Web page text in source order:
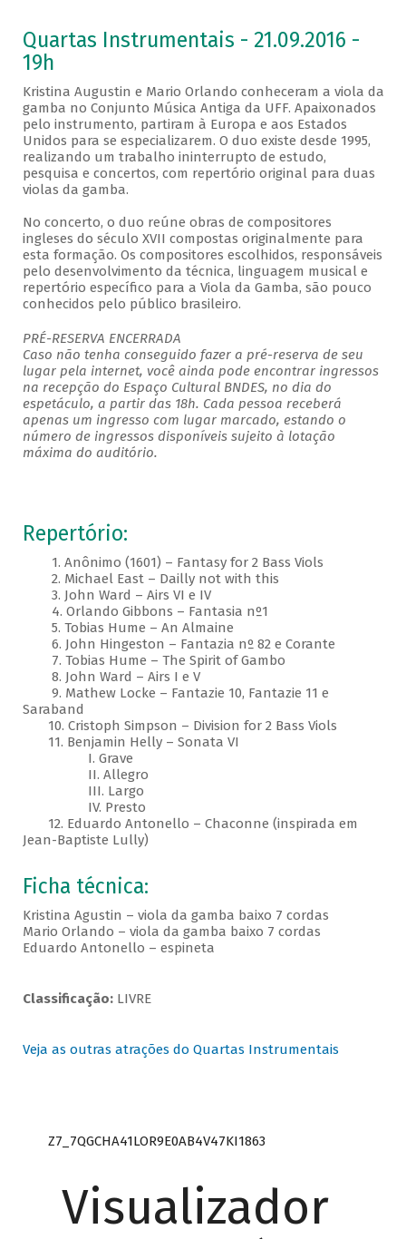
Quartas Instrumentais - 21.09.2016 -
19h
Kristina Augustin e Mario Orlando conheceram a viola da
gamba no Conjunto Música Antiga da UFF. Apaixonados
pelo instrumento, partiram à Europa e aos Estados
Unidos para se especializarem. O duo existe desde 1995,
realizando um trabalho ininterrupto de estudo,
pesquisa e concertos, com repertório original para duas
violas da gamba.
No concerto, o duo reúne obras de compositores
ingleses do século XVII compostas originalmente para
esta formação. Os compositores escolhidos, responsáveis
pelo desenvolvimento da técnica, linguagem musical e
repertório específico para a Viola da Gamba, são pouco
conhecidos pelo público brasileiro.
PRÉ-RESERVA ENCERRADA
Caso não tenha conseguido fazer a pré-reserva de seu
lugar pela internet, você ainda pode encontrar ingressos
na recepção do Espaço Cultural BNDES, no dia do
espetáculo, a partir das 18h. Cada pessoa receberá
apenas um ingresso com lugar marcado, estando o
número de ingressos disponíveis sujeito à lotação
máxima do auditório.
Repertório:
1. Anônimo (1601) – Fantasy for 2 Bass Viols
2. Michael East – Dailly not with this
3. John Ward – Airs VI e IV
4. Orlando Gibbons – Fantasia nº1
5. Tobias Hume – An Almaine
6. John Hingeston – Fantazia nº 82 e Corante
7. Tobias Hume – The Spirit of Gambo
8. John Ward – Airs I e V
9. Mathew Locke – Fantazie 10, Fantazie 11 e
Saraband
10. Cristoph Simpson – Division for 2 Bass Viols
11. Benjamin Helly – Sonata VI
I. Grave
II. Allegro
III. Largo
IV. Presto
12. Eduardo Antonello – Chaconne (inspirada em
Jean-Baptiste Lully)
Ficha técnica:
Kristina Agustin – viola da gamba baixo 7 cordas
Mario Orlando – viola da gamba baixo 7 cordas
Eduardo Antonello – espineta
Classificação:LIVRE
Veja as outras atrações do Quartas Instrumentais
Z7_7QGCHA41LOR9E0AB4V47KI1863
Visualizador